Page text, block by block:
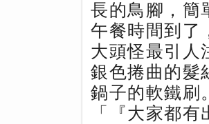
長的鳥腳，簡
午餐時間到了
大頭怪最引人
銀色捲曲的髮
鍋子的軟鐵刷
「『大家都